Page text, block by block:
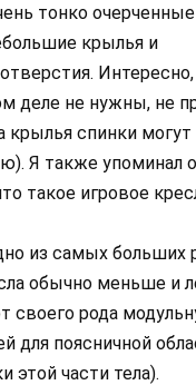
тонко
крылья и
Интересно,
деле не нужны, не
крылья спинки могут
Я также упоминал
такое игровое
из самых больших
обычно меньше и
рода
для поясничной
этой части тела).